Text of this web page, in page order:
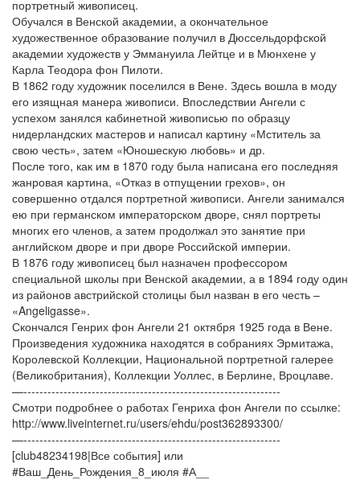
портретный живописец.
Обучался в Венской академии, а окончательное
художественное образование получил в Дюссельдорфской
академии художеств у Эммануила Лейтце и в Мюнхене у
Карла Теодора фон Пилоти.
В 1862 году художник поселился в Вене. Здесь вошла в моду
его изящная манера живописи. Впоследствии Ангели с
успехом занялся кабинетной живописью по образцу
нидерландских мастеров и написал картину «Мститель за
свою честь», затем «Юношескую любовь» и др.
После того, как им в 1870 году была написана его последняя
жанровая картина, «Отказ в отпущении грехов», он
совершенно отдался портретной живописи. Ангели занимался
ею при германском императорском дворе, снял портреты
многих его членов, а затем продолжал это занятие при
английском дворе и при дворе Российской империи.
В 1876 году живописец был назначен профессором
специальной школы при Венской академии, а в 1894 году один
из районов австрийской столицы был назван в его честь –
«Angeligasse».
Скончался Генрих фон Ангели 21 октября 1925 года в Вене.
Произведения художника находятся в собраниях Эрмитажа,
Королевской Коллекции, Национальной портретной галерее
(Великобритания), Коллекции Уоллес, в Берлине, Вроцлаве.
—----------------------------------------------------------------
Смотри подробнее о работах Генриха фон Ангели по ссылке:
http://www.liveinternet.ru/users/ehdu/post362893300/
—----------------------------------------------------------------
[club48234198|Все события] или
#Ваш_День_Рождения_8_июля #А__